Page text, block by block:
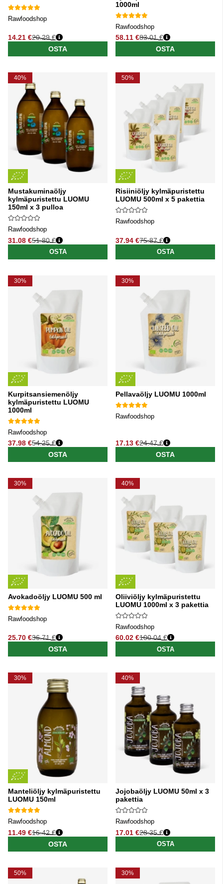
Rawfoodshop
14.21 €
Normaali hinta
20.29 €
OSTA
1000ml
Rawfoodshop
58.11 €
Normaali hinta
83.01 €
OSTA
40%
Mustakuminaöljy
kylmäpuristettu LUOMU
150ml x 3 pulloa
Rawfoodshop
31.08 €
Normaali hinta
51.80 €
OSTA
50%
Risiiniöljy kylmäpuristettu
LUOMU 500ml x 5 pakettia
Rawfoodshop
37.94 €
Normaali hinta
75.87 €
OSTA
30%
Kurpitsansiemenöljy
kylmäpuristettu LUOMU
1000ml
Rawfoodshop
37.98 €
Normaali hinta
54.25 €
OSTA
30%
Pellavaöljy LUOMU 1000ml
Rawfoodshop
17.13 €
Normaali hinta
24.47 €
OSTA
30%
Avokadoöljy LUOMU 500 ml
Rawfoodshop
25.70 €
Normaali hinta
36.71 €
OSTA
40%
Oliiviöljy kylmäpuristettu
LUOMU 1000ml x 3 pakettia
Rawfoodshop
60.02 €
Normaali hinta
100.04 €
OSTA
30%
Manteliöljy kylmäpuristettu
LUOMU 150ml
Rawfoodshop
11.49 €
Normaali hinta
16.42 €
OSTA
40%
Jojobaöljy LUOMU 50ml x 3
pakettia
Rawfoodshop
17.01 €
Normaali hinta
28.35 €
OSTA
50% 30%